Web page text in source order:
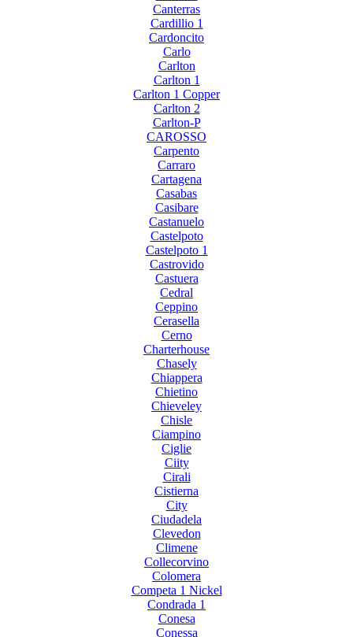
Canterras
Cardillio 1
Cardoncito
Carlo
Carlton
Carlton 1
Carlton 1 Copper
Carlton 2
Carlton-P
CAROSSO
Carpento
Carraro
Cartagena
Casabas
Casibare
Castanuelo
Castelpoto
Castelpoto 1
Castrovido
Castuera
Cedral
Ceppino
Cerasella
Cerno
Charterhouse
Chasely
Chiappera
Chietino
Chieveley
Chisle
Ciampino
Ciglie
Ciity
Cirali
Cistierna
City
Ciudadela
Clevedon
Climene
Collecorvino
Colomera
Competa 1 Nickel
Condrada 1
Conesa
Conessa